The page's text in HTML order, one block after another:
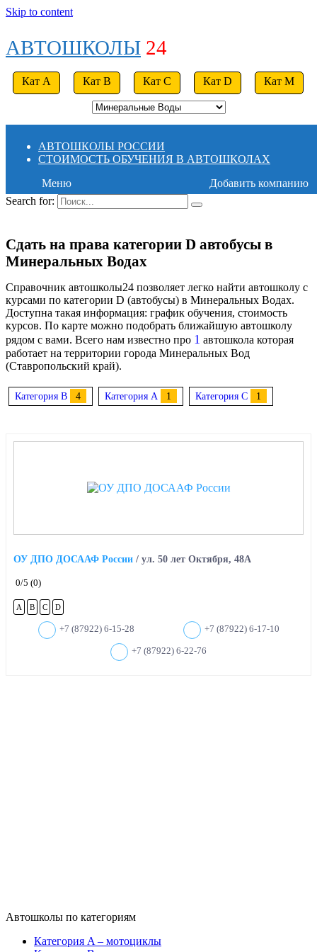
Skip to content
АВТОШКОЛЫ 24
Кат A Кат B Кат C Кат D Кат M
АВТОШКОЛЫ РОССИИ
СТОИМОСТЬ ОБУЧЕНИЯ В АВТОШКОЛАХ
Меню
Добавить компанию
Search for:
Сдать на права категории D автобусы в
Минеральных Водах
Справочник автошколы24 позволяет легко найти автошколу с
курсами по категории D (автобусы) в Минеральных Водах.
Доступна такая информация: график обучения, стоимость
курсов. По карте можно подобрать ближайшую автошколу
рядом с вами. Всего нам известно про 1 автошкола которая
работает на территории города Минеральных Вод
(Ставропольский край).
Категория B 4 Категория A 1 Категория C 1
ОУ ДПО ДОСААФ России / ул. 50 лет Октября, 48А
0/5 (0)
A B C D
+7 (87922) 6-15-28 +7 (87922) 6-17-10
+7 (87922) 6-22-76
Автошколы по категориям
Категория A – мотоциклы